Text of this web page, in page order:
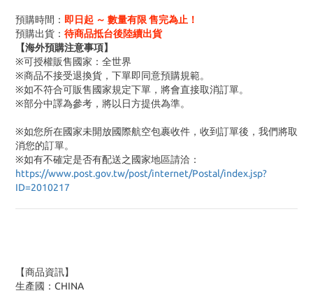
預購時間： 即日起 ～ 數量有限 售完為止！
預購出貨： 待商品抵台後陸續出貨
【海外預購注意事項】
※可授權販售國家：全世界
※商品不接受退換貨，下單即同意預購規範。
※如不符合可販售國家規定下單，將會直接取消訂單。
※部分中譯為參考，將以日方提供為準。
※如您所在國家未開放國際航空包裹收件，收到訂單後，我們將取
消您的訂單。
※如有不確定是否有配送之國家地區請洽：
https://www.post.gov.tw/post/internet/Postal/index.jsp?
ID=2010217
【商品資訊】
生產國：CHINA